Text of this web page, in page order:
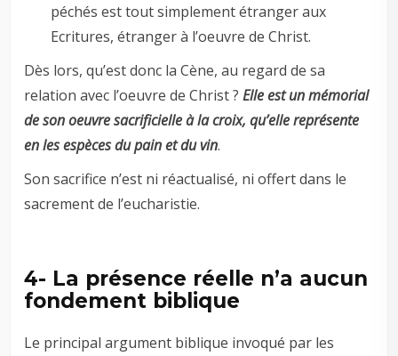
péchés est tout simplement étranger aux
Ecritures, étranger à l’oeuvre de Christ.
Dès lors, qu’est donc la Cène, au regard de sa
relation avec l’oeuvre de Christ ?Elle est un mémorial
de son oeuvre sacrificielle à la croix, qu’elle représente
en les espèces du pain et du vin.
Son sacrifice n’est ni réactualisé, ni offert dans le
sacrement de l’eucharistie.
4- La présence réelle n’a aucun
fondement biblique
Le principal argument biblique invoqué par les